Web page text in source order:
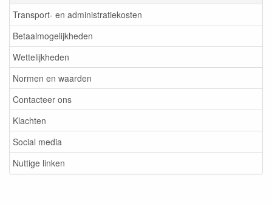
Transport- en administratiekosten
Betaalmogelijkheden
Wettelijkheden
Normen en waarden
Contacteer ons
Klachten
Social media
Nuttige linken